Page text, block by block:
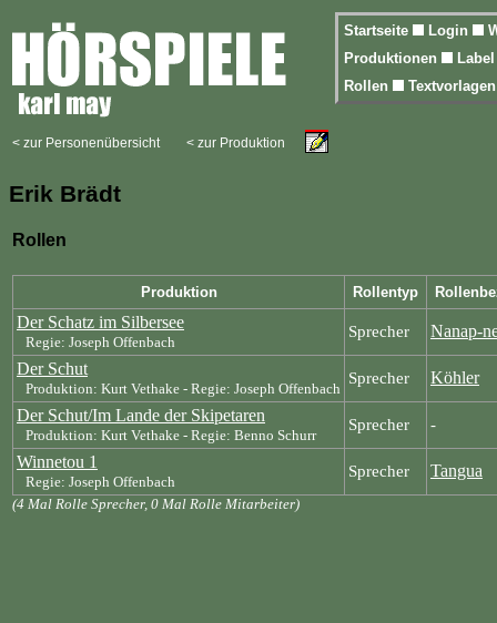
Startseite Login
Produktionen
Rollen
< zur Personenübersicht < zur Produktion
Erik Brädt
Rollen
Produktion Rollentyp
Der Schatz im Silbersee
Regie: Joseph Offenbach
Sprecher
Nanap-
Der Schut
Produktion: Kurt Vethake - Regie: Joseph Offenbach
Sprecher
Köhler
Der Schut/Im Lande der Skipetaren
Produktion: Kurt Vethake - Regie: Benno Schurr
Sprecher -
Winnetou 1
Regie: Joseph Offenbach
Sprecher Tangua
(4 Mal Rolle Sprecher, 0 Mal Rolle Mitarbeiter)